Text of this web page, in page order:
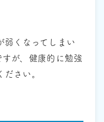
弱くなってしまい
すが、健康的に勉強
さい。